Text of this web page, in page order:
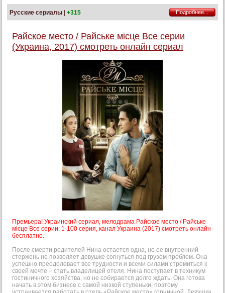
Русские сериалы +315 Подробнее...
Райское место / Райське місце Все серии
(Украина, 2017) смотреть онлайн сериал
Премьера! Украинский сериал, мелодрама Райское место / Райське
місце Все серии: 1-100 серия, канал Украина (2017) смотреть онлайн
бесплатно.
После смерти родителей Нина остается одна, но ее внутренний
стержень не позволяет девушке согнуться под грузом проблем. Она
успешно преодолевает все трудности и всеми силами стремиться к
своей мечте – стать владелицей отеля. Нина поступает в техникум
гостиничного хозяйства, но не собирается долго ждать. Она готова
начать в этом бизнесе с самой низкой ступеньки, поэтому